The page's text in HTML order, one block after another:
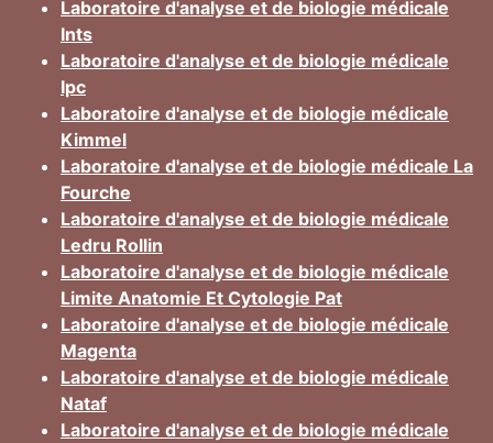
Laboratoire d'analyse et de biologie médicale
Ints
Laboratoire d'analyse et de biologie médicale
Ipc
Laboratoire d'analyse et de biologie médicale
Kimmel
Laboratoire d'analyse et de biologie médicale La
Fourche
Laboratoire d'analyse et de biologie médicale
Ledru Rollin
Laboratoire d'analyse et de biologie médicale
Limite Anatomie Et Cytologie Pat
Laboratoire d'analyse et de biologie médicale
Magenta
Laboratoire d'analyse et de biologie médicale
Nataf
Laboratoire d'analyse et de biologie médicale